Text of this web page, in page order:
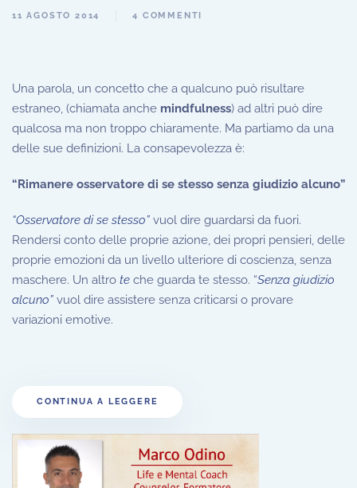
11 AGOSTO 2014 4 COMMENTI
Una parola, un concetto che a qualcuno può risultare
estraneo, (chiamata anche mindfulness) ad altri può dire
qualcosa ma non troppo chiaramente. Ma partiamo da una
delle sue definizioni. La consapevolezza è:
“Rimanere osservatore di se stesso senza giudizio alcuno”
“Osservatore di se stesso” vuol dire guardarsi da fuori.
Rendersi conto delle proprie azione, dei propri pensieri, delle
proprie emozioni da un livello ulteriore di coscienza, senza
maschere. Un altro te che guarda te stesso. “Senza giudizio
alcuno” vuol dire assistere senza criticarsi o provare
variazioni emotive.
CONTINUA A LEGGERE